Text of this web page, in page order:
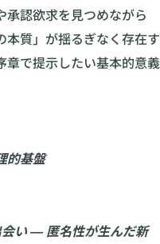
承認欲求を見つめながら
本質」が揺るぎなく存在す
章で提示したい基本的意義
的基盤
い ― 匿名性が生んだ新